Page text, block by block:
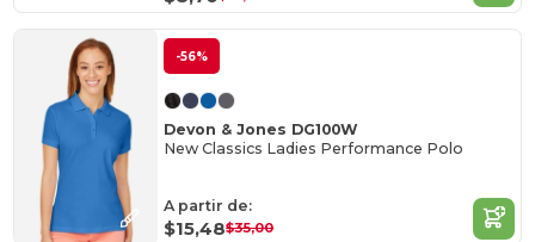
-56%
Devon & Jones DG100W
New Classics Ladies Performance Polo
A partir de:
$15,48$35,00